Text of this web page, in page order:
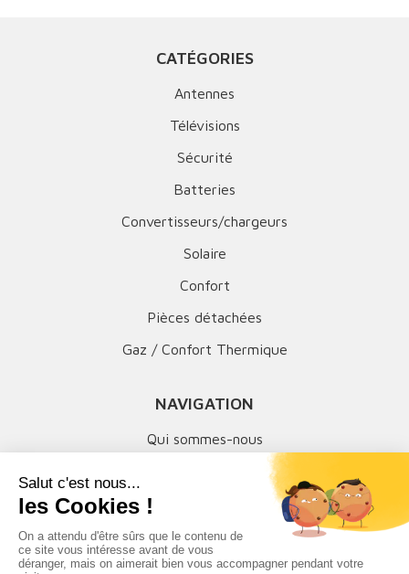
CATÉGORIES
Antennes
Télévisions
Sécurité
Batteries
Convertisseurs/chargeurs
Solaire
Confort
Pièces détachées
Gaz / Confort Thermique
NAVIGATION
Qui sommes-nous
MON COMPTE